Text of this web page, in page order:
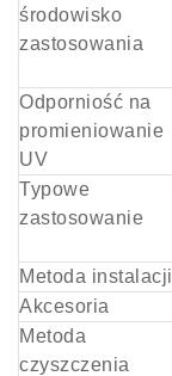
środowisko
zastosowania
Odporniość na
promieniowanie
UV
Typowe
zastosowanie
Metoda instalacji
Akcesoria
Metoda
czyszczenia